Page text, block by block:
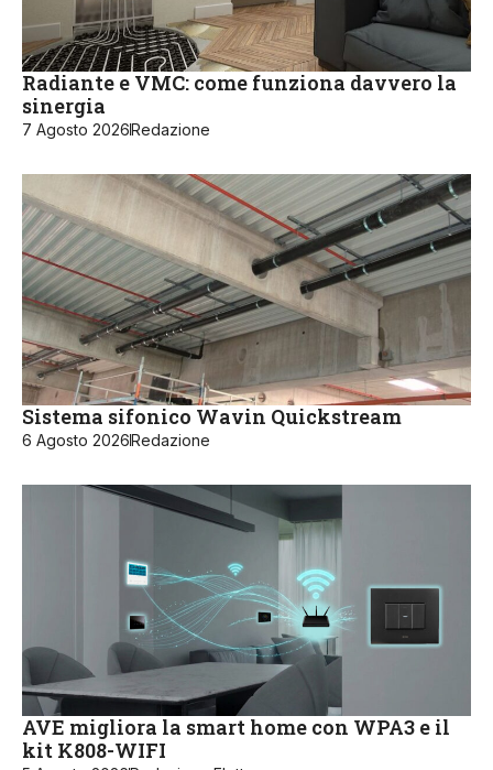
Radiante e VMC: come funziona davvero la
sinergia
7 Agosto 2026Redazione
Sistema sifonico Wavin Quickstream
6 Agosto 2026Redazione
AVE migliora la smart home con WPA3 e il
kit K808-WIFI